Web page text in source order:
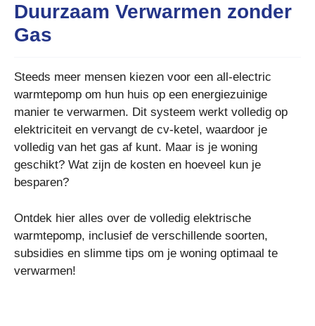
Duurzaam Verwarmen zonder
Gas
Steeds meer mensen kiezen voor een all-electric
warmtepomp om hun huis op een energiezuinige
manier te verwarmen. Dit systeem werkt volledig op
elektriciteit en vervangt de cv-ketel, waardoor je
volledig van het gas af kunt. Maar is je woning
geschikt? Wat zijn de kosten en hoeveel kun je
besparen?
Ontdek hier alles over de volledig elektrische
warmtepomp, inclusief de verschillende soorten,
subsidies en slimme tips om je woning optimaal te
verwarmen!